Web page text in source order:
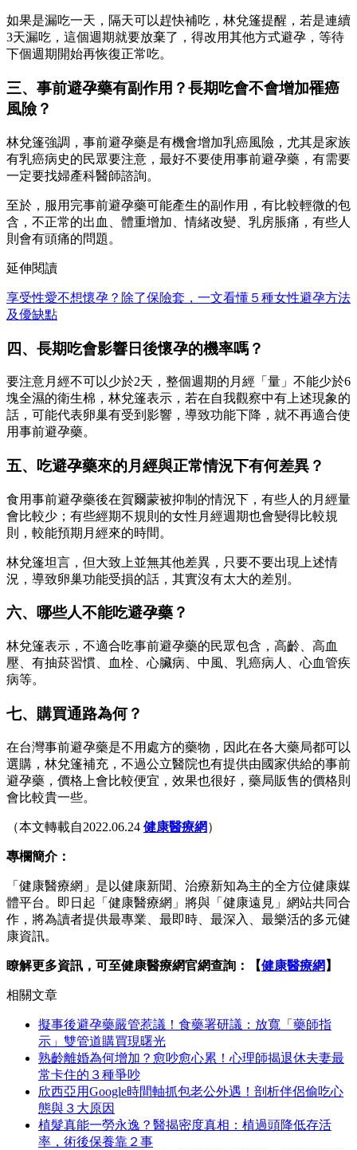
如果是漏吃一天，隔天可以趕快補吃，林兌篷提醒，若是連續
3天漏吃，這個週期就要放棄了，得改用其他方式避孕，等待
下個週期開始再恢復正常吃。
三、事前避孕藥有副作用？長期吃會不會增加罹癌
風險？
林兌篷強調，事前避孕藥是有機會增加乳癌風險，尤其是家族
有乳癌病史的民眾要注意，最好不要使用事前避孕藥，有需要
一定要找婦產科醫師諮詢。
至於，服用完事前避孕藥可能產生的副作用，有比較輕微的包
含，不正常的出血、體重增加、情緒改變、乳房脹痛，有些人
則會有頭痛的問題。
延伸閱讀
享受性愛不想懷孕？除了保險套，一文看懂５種女性避孕方法
及優缺點
四、長期吃會影響日後懷孕的機率嗎？
要注意月經不可以少於2天，整個週期的月經「量」不能少於6
塊全濕的衛生棉，林兌篷表示，若在自我觀察中有上述現象的
話，可能代表卵巢有受到影響，導致功能下降，就不再適合使
用事前避孕藥。
五、吃避孕藥來的月經與正常情況下有何差異？
食用事前避孕藥後在賀爾蒙被抑制的情況下，有些人的月經量
會比較少；有些經期不規則的女性月經週期也會變得比較規
則，較能預期月經來的時間。
林兌篷坦言，但大致上並無其他差異，只要不要出現上述情
況，導致卵巢功能受損的話，其實沒有太大的差別。
六、哪些人不能吃避孕藥？
林兌篷表示，不適合吃事前避孕藥的民眾包含，高齡、高血
壓、有抽菸習慣、血栓、心臟病、中風、乳癌病人、心血管疾
病等。
七、購買通路為何？
在台灣事前避孕藥是不用處方的藥物，因此在各大藥局都可以
選購，林兌篷補充，不過公立醫院也有提供由國家供給的事前
避孕藥，價格上會比較便宜，效果也很好，藥局販售的價格則
會比較貴一些。
（本文轉載自2022.06.24 健康醫療網 ）
專欄簡介：
「健康醫療網」是以健康新聞、治療新知為主的全方位健康媒
體平台。即日起「健康醫療網」將與「健康遠見」網站共同合
作，將為讀者提供最專業、最即時、最深入、最樂活的多元健
康資訊。
瞭解更多資訊，可至健康醫療網官網查詢：【健康醫療網 】
相關文章
擬事後避孕藥嚴管惹議！食藥署研議：放寬「藥師指
示」雙管道購買現曙光
熟齡離婚為何增加？愈吵愈心累！心理師揭退休夫妻最
常卡住的３種爭吵
欣西亞用Google時間軸抓包老公外遇！剖析伴侶偷吃心
態與３大原因
植髮真能一勞永逸？醫揭密度真相：植過頭降低存活
率，術後保養靠２事